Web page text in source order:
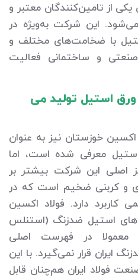
از تامین‌کنندگان معتبر و
می‌شود. این شرکت به‌ویژه در
با ضخامت‌های مختلف و
و ساختمانی فعالیت
استیل تولید می
خوزستان نیز به عنوان
معرفی شده است، اما
اصلی این شرکت بیشتر بر
و کربنی ضخیم است که در
کاربرد دارد. فولاد اکسین
استیل ضدزنگ (استنلس
معمولا در فهرست اصلی
ایران قرار نمی‌گیرد. با این
فولاد ایران هم‌چنان قابل